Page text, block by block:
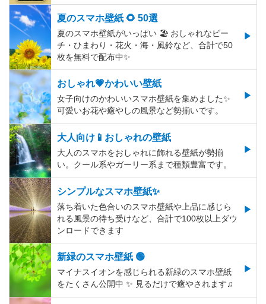
夏のスマホ壁紙 🌻 50選
夏のスマホ壁紙がいっぱい 🏖 おしゃれなビー
チ・ひまわり・花火・海・風鈴など、合計で50
枚を無料で配布中✨
おしゃれ💗かわいい壁紙
女子向けのかわいいスマホ壁紙を集めました✨
可愛いお花や癒やしの風景など勢揃いです。
大人向け📱おしゃれの壁紙
大人のスマホをおしゃれに飾れる壁紙が勢揃
い。クール系やガーリー系まで種類豊富です。
シンプルなスマホ壁紙✨
落ち着いた色合いのスマホ壁紙や上品に感じら
れる風景の待ち受けなど、合計で100枚以上ダウ
ンロードできます
新緑のスマホ壁紙 🟢
マイナスイオンを感じられる新緑のスマホ壁紙
をたくさん公開中 ✨ 見るだけで癒やされます♫